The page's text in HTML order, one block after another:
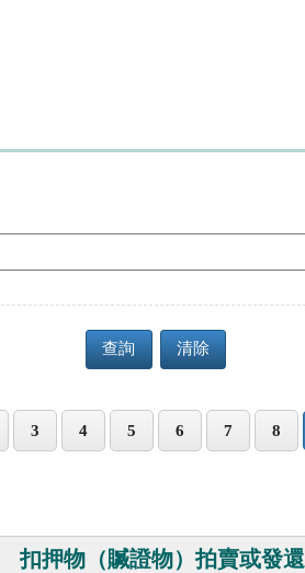
查詢 清除
3 4 5 6 7 8
扣押物（贓證物）拍賣或發還